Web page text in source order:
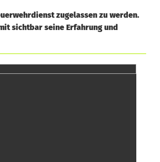
zugelassen zu werden.
sichtbar seine Erfahrung und